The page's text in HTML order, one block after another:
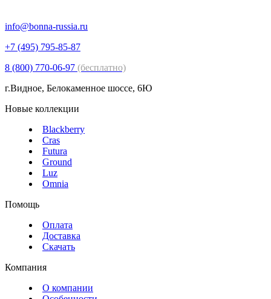
info@bonna-russia.ru
+7 (495) 795-85-87
8 (800) 770-06-97 (бесплатно)
г.Видное, Белокаменное шоссе, 6Ю
Новые коллекции
Blackberry
Cras
Futura
Ground
Luz
Omnia
Помощь
Оплата
Доставка
Скачать
Компания
О компании